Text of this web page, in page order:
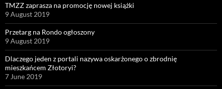
TMZZ zaprasza na promocję nowej książki
9 August 2019
Przetarg na Rondo ogłoszony
9 August 2019
Dlaczego jeden z portali nazywa oskarżonego o zbrodnię
mieszkańcem Złotoryi?
7 June 2019